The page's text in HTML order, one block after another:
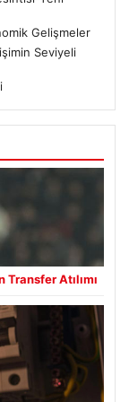
Gelişmeler
Seviyeli
Atılımı